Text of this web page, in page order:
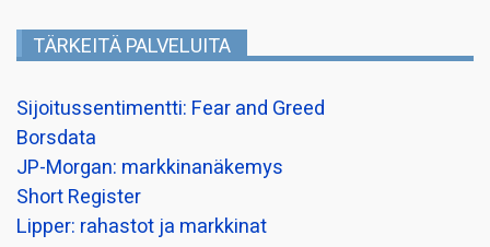
TÄRKEITÄ PALVELUITA
Sijoitussentimentti: Fear and Greed
Borsdata
JP-Morgan: markkinanäkemys
Short Register
Lipper: rahastot ja markkinat